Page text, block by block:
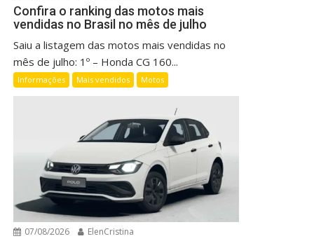
Confira o ranking das motos mais
vendidas no Brasil no mês de julho
Saiu a listagem das motos mais vendidas no
mês de julho: 1º – Honda CG 160...
Informações Mais vendidos Motos
07/08/2026 ElenCristina